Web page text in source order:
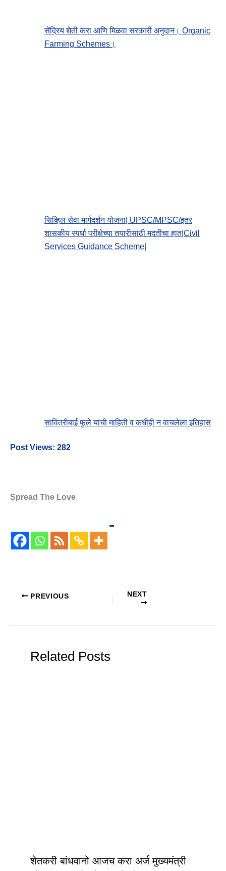
सेंद्रिय शेती करा आणि मिळवा सरकारी अनुदान। Organic
Farming Schemes।
सिव्हिल सेवा मार्गदर्शन योजना| UPSC/MPSC/इतर
शासकीय स्पर्धा परीक्षेच्या तयारीसाठी मदतीचा हात|Civil
Services Guidance Scheme|
सावित्रीबाई फुले यांची माहिती व कधीही न वाचलेला इतिहास
Post Views: 282
Spread The Love
PREVIOUS NEXT
Related Posts
शेतकरी बांधवानो आजच करा अर्ज मुख्यमंत्री